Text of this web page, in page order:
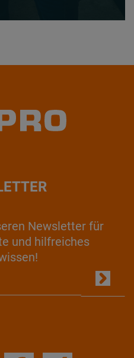
Newsletter für
und hilfreiches